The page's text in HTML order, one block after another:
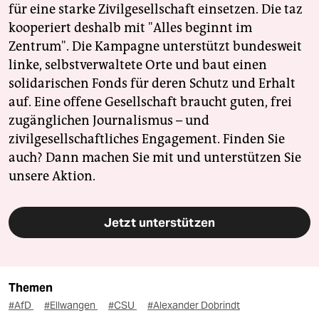
für eine starke Zivilgesellschaft einsetzen. Die taz
kooperiert deshalb mit "Alles beginnt im
Zentrum". Die Kampagne unterstützt bundesweit
linke, selbstverwaltete Orte und baut einen
solidarischen Fonds für deren Schutz und Erhalt
auf. Eine offene Gesellschaft braucht guten, frei
zugänglichen Journalismus – und
zivilgesellschaftliches Engagement. Finden Sie
auch? Dann machen Sie mit und unterstützen Sie
unsere Aktion.
Jetzt unterstützen
Themen
#AfD #Ellwangen #CSU
#Alexander Dobrindt